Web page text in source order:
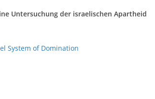
Untersuchung der israelischen Apartheid
System of Domination